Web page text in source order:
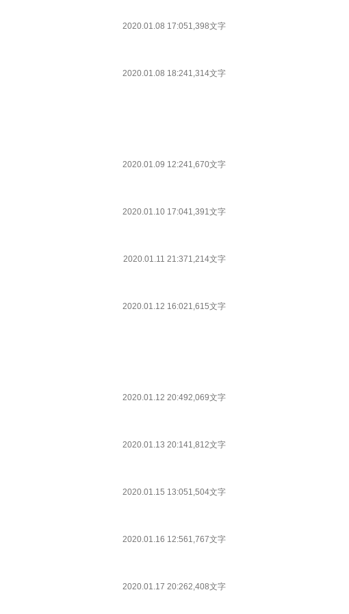
2020.01.08 17:051,398文字
2020.01.08 18:241,314文字
2020.01.09 12:241,670文字
2020.01.10 17:041,391文字
2020.01.11 21:371,214文字
2020.01.12 16:021,615文字
2020.01.12 20:492,069文字
2020.01.13 20:141,812文字
2020.01.15 13:051,504文字
2020.01.16 12:561,767文字
2020.01.17 20:262,408文字